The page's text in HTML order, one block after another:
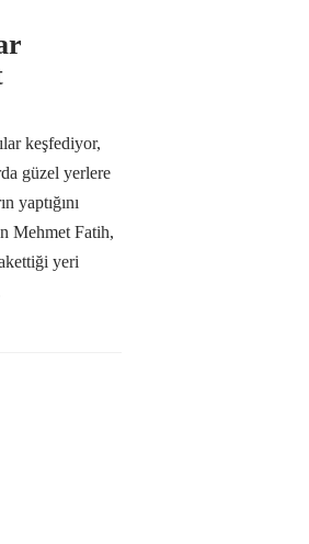
keşfediyor,
güzel yerlere
yaptığını
Mehmet Fatih,
yeri